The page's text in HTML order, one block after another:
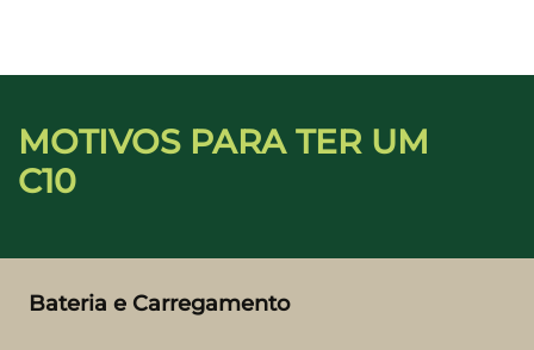
MOTIVOS PARA TER UM
C10
Bateria e Carregamento